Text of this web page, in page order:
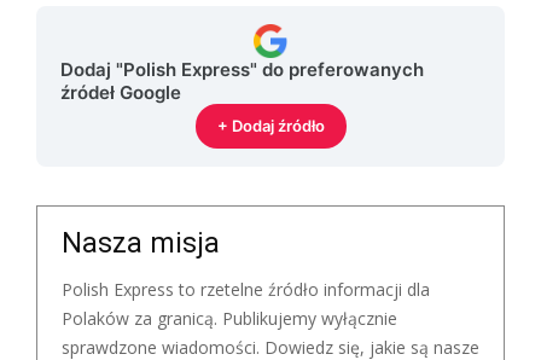
Dodaj "Polish Express" do preferowanych
źródeł Google
+ Dodaj źródło
Nasza misja
Polish Express to rzetelne źródło informacji dla
Polaków za granicą. Publikujemy wyłącznie
sprawdzone wiadomości. Dowiedz się, jakie są nasze